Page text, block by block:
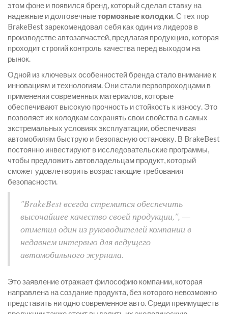
этом фоне и появился бренд, который сделал ставку на
надежные и долговечныетормозные колодки. С тех пор
BrakeBest зарекомендовал себя как один из лидеров в
производстве автозапчастей, предлагая продукцию, которая
проходит строгий контроль качества перед выходом на
рынок.
Одной из ключевых особенностей бренда стало внимание к
инновациям и технологиям. Они стали первопроходцами в
применении современных материалов, которые
обеспечивают высокую прочность и стойкость к износу. Это
позволяет их колодкам сохранять свои свойства в самых
экстремальных условиях эксплуатации, обеспечивая
автомобилям быструю и безопасную остановку. В BrakeBest
постоянно инвестируют в исследовательские программы,
чтобы предложить автовладельцам продукт, который
сможет удовлетворить возрастающие требования
безопасности.
"BrakeBest всегда стремится обеспечить
высочайшее качество своей продукции,", —
отметил один из руководителей компании в
недавнем интервью для ведущего
автомобильного журнала.
Это заявление отражает философию компании, которая
направлена на создание продукта, без которого невозможно
представить ни одно современное авто. Среди преимуществ